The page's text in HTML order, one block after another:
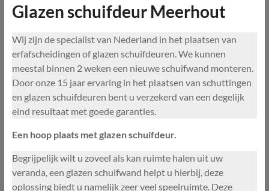
Glazen schuifdeur Meerhout
Wij zijn de specialist van Nederland in het plaatsen van
erfafscheidingen of glazen schuifdeuren. We kunnen
meestal binnen 2 weken een nieuwe schuifwand monteren.
Door onze 15 jaar ervaring in het plaatsen van schuttingen
en glazen schuifdeuren bent u verzekerd van een degelijk
eind resultaat met goede garanties.
Een hoop plaats met glazen schuifdeur.
Begrijpelijk wilt u zoveel als kan ruimte halen uit uw
veranda, een glazen schuifwand helpt u hierbij, deze
oplossing biedt u namelijk zeer veel speelruimte. Deze